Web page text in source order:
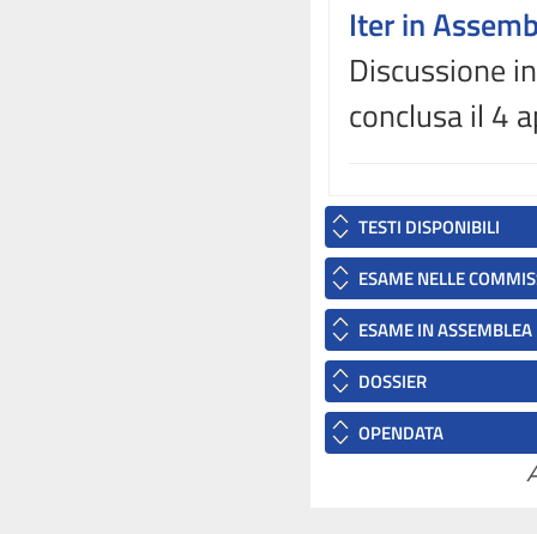
Iter in
Discussione
conclusa il 4
TESTI DISPONIBILI
ESAME NELLE
ESAME IN ASSEMBLEA
DOSSIER
OPENDATA